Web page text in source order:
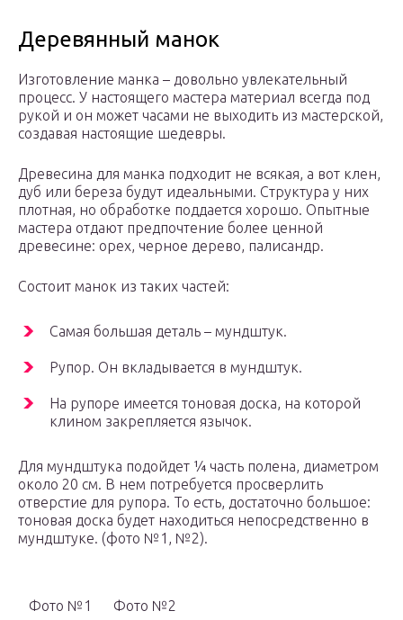
Деревянный манок
Изготовление манка – довольно увлекательный
процесс. У настоящего мастера материал всегда под
рукой и он может часами не выходить из мастерской,
создавая настоящие шедевры.
Древесина для манка подходит не всякая, а вот клен,
дуб или береза будут идеальными. Структура у них
плотная, но обработке поддается хорошо. Опытные
мастера отдают предпочтение более ценной
древесине: орех, черное дерево, палисандр.
Состоит манок из таких частей:
Самая большая деталь – мундштук.
Рупор. Он вкладывается в мундштук.
На рупоре имеется тоновая доска, на которой
клином закрепляется язычок.
Для мундштука подойдет ¼ часть полена, диаметром
около 20 см. В нем потребуется просверлить
отверстие для рупора. То есть, достаточно большое:
тоновая доска будет находиться непосредственно в
мундштуке. (фото №1, №2).
Фото №1 Фото №2